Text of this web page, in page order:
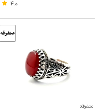
4.0
متفرقه